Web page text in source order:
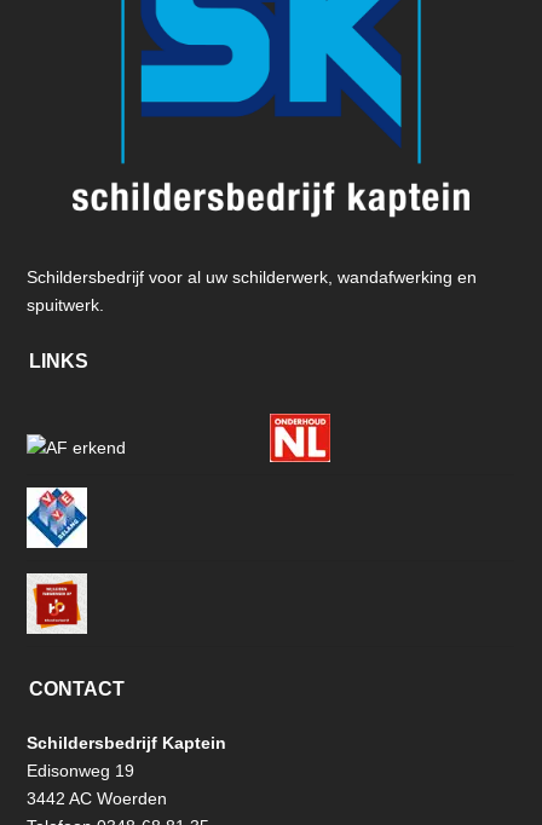
Schildersbedrijf voor al uw schilderwerk, wandafwerking en
spuitwerk.
LINKS
CONTACT
Schildersbedrijf Kaptein
Edisonweg 19
3442 AC Woerden